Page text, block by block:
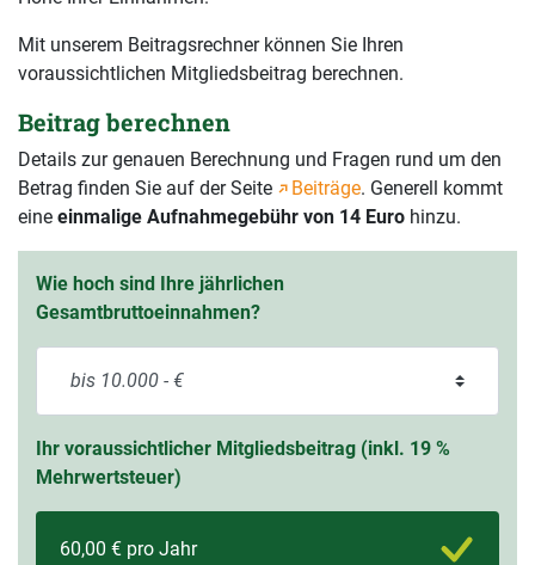
Mit unserem Beitragsrechner können Sie Ihren
voraussichtlichen Mitgliedsbeitrag berechnen.
Beitrag berechnen
Details zur genauen Berechnung und Fragen rund um den
Betrag finden Sie auf der Seite
Beiträge. Generell kommt
eine einmalige Aufnahmegebühr von 14 Euro hinzu.
Wie hoch sind Ihre jährlichen
Gesamtbruttoeinnahmen?
Ihr voraussichtlicher Mitgliedsbeitrag (inkl. 19 %
Mehrwertsteuer)
60,00 € pro Jahr